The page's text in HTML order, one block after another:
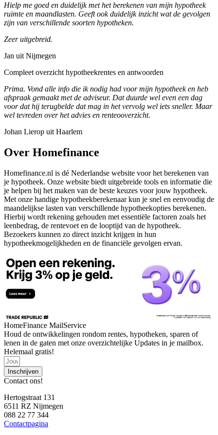
Hielp me goed en duidelijk met het berekenen van mijn hypotheek
ruimte en maandlasten. Geeft ook duidelijk inzicht wat de gevolgen
zijn van verschillende soorten hypotheken.
Zeer uitgebreid.
Jan uit Nijmegen
Compleet overzicht hypotheekrentes en antwoorden
Prima. Vond alle info die ik nodig had voor mijn hypotheek en heb
afspraak gemaakt met de adviseur. Dat duurde wel even een dag
voor dat hij terugbelde dat mag in het vervolg wel iets sneller. Maar
wel tevreden over het advies en renteooverzicht.
Johan Lierop uit Haarlem
Over Homefinance
Homefinance.nl is dé Nederlandse website voor het berekenen van
je hypotheek. Onze website biedt uitgebreide tools en informatie die
je helpen bij het maken van de beste keuzes voor jouw hypotheek.
Met onze handige hypotheekberekenaar kun je snel en eenvoudig de
maandelijkse lasten van verschillende hypotheekopties berekenen.
Hierbij wordt rekening gehouden met essentiële factoren zoals het
leenbedrag, de rentevoet en de looptijd van de hypotheek.
Bezoekers kunnen zo direct inzicht krijgen in hun
hypotheekmogelijkheden en de financiële gevolgen ervan.
HomeFinance MailService
Houd de ontwikkelingen rondom rentes, hypotheken, sparen of
lenen in de gaten met onze overzichtelijke Updates in je mailbox.
Helemaal gratis!
Inschrijven
Contact ons!
Hertogstraat 131
6511 RZ Nijmegen
088 22 77 344
Contactpagina